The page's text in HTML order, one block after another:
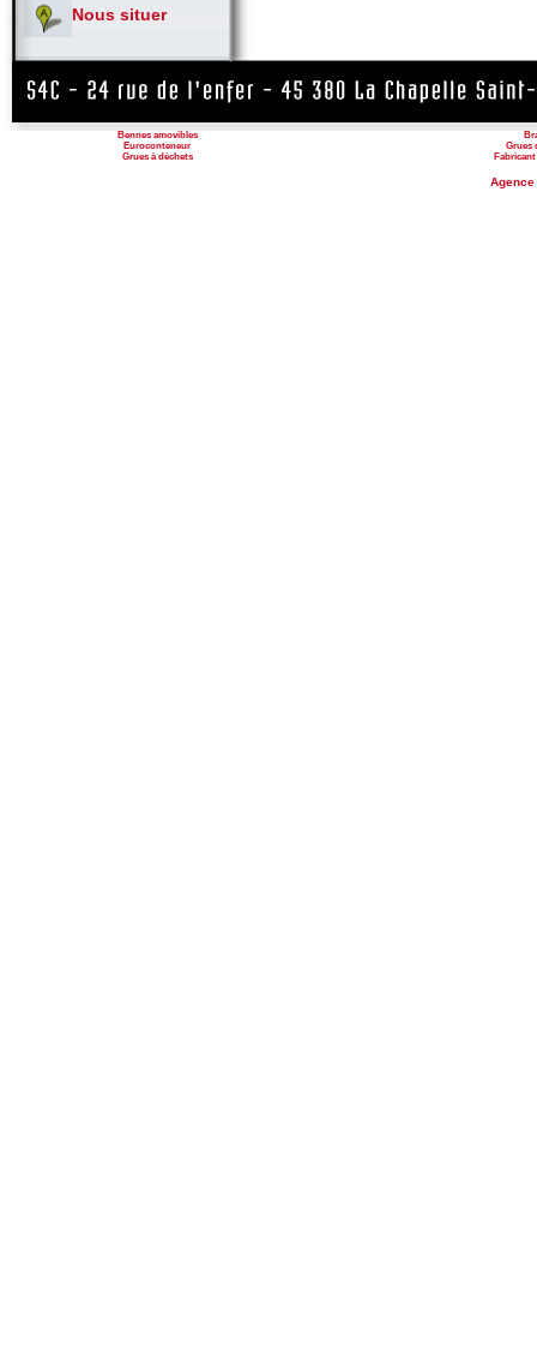
Nous situer
Bennes amovibles
Euroconteneur
Grues
Grues à déchets
Agence